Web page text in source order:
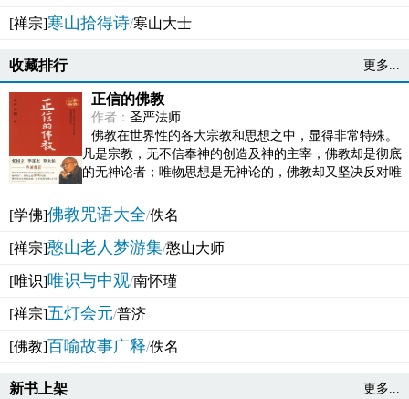
[禅宗]寒山拾得诗/寒山大士
收藏排行 更多...
正信的佛教
作者： 圣严法师
佛教在世界性的各大宗教和思想之中，显得非常特殊。
凡是宗教，无不信奉神的创造及神的主宰，佛教却是彻底
的无神论者；唯物思想是无神论的，佛教却又坚决反对唯
[学佛]佛教咒语大全/佚名
[禅宗]憨山老人梦游集/憨山大师
[唯识]唯识与中观/南怀瑾
[禅宗]五灯会元/普济
[佛教]百喻故事广释/佚名
新书上架 更多...